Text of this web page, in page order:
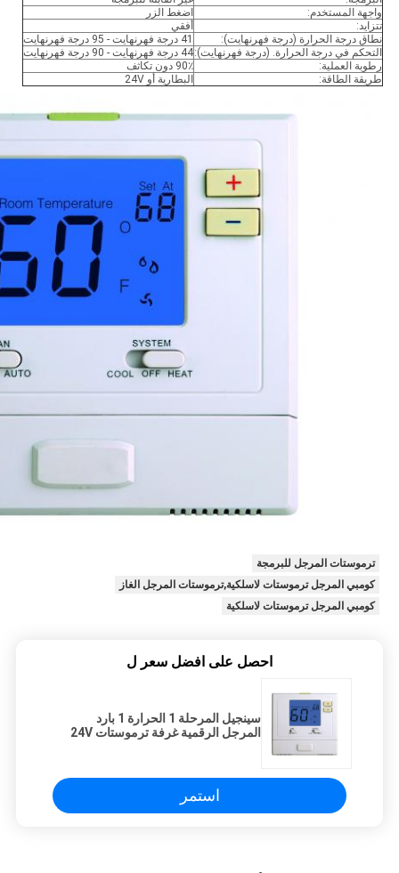
واجهة المستخدم:
اضغط الزر
تتزايد:
أفقي
نطاق درجة الحرارة (درجة فهرنهايت):
41 درجة فهرنهايت - 95 درجة فهرنهايت
التحكم في درجة الحرارة. (درجة فهرنهايت):44 درجة فهرنهايت - 90 درجة فهرنهايت
رطوبة العملية:
90٪ دون تكاثف
طريقة الطاقة:
البطارية أو 24V
ترموستات المرجل للبرمجة
كومبي المرجل ترموستات لاسلكية,ترموستات المرجل الغاز
كومبي المرجل ترموستات لاسلكية
احصل على افضل سعر ل
سينجيل المرحلة 1 الحرارة 1 بارد
المرجل الرقمية غرفة ترموستات 24V
استمر